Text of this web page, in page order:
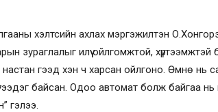
хэлтсийн ахлах мэргэжилтэн
зураглалыг илүү ойлгомжтой, хүртээмжтэй
настан гээд хэн ч харсан ойлгоно. Өмнө нь
байсан. Одоо автомат болж байгаа
гэлээ.